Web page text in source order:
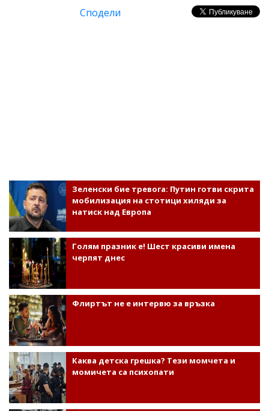
Сподели
Зеленски бие тревога: Путин готви скрита
мобилизация на стотици хиляди за
натиск над Европа
Голям празник е! Шест красиви имена
черпят днес
Флиртът не е интервю за връзка
Каква детска грешка? Тези момчета и
момичета са психопати